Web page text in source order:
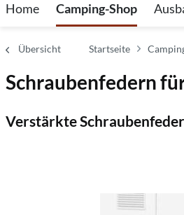
Home Camping-Shop
Übersicht Startseite
Schraubenfedern
Verstärkte